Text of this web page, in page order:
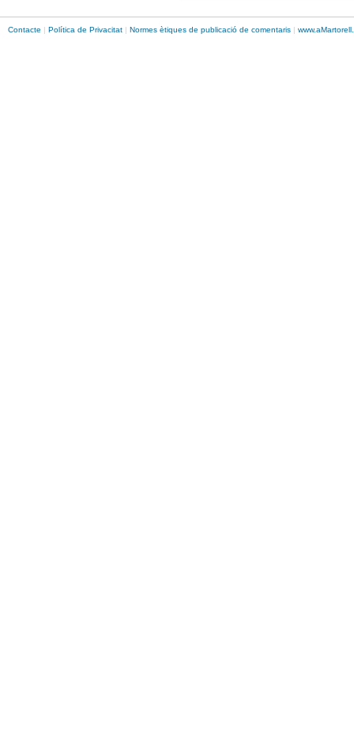
Contacte | Política de Privacitat | Normes ètiques de publicació de comentaris | www.aMartorell